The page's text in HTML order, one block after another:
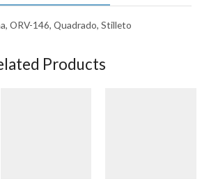
ORV-146, Quadrado, Stilleto
Products